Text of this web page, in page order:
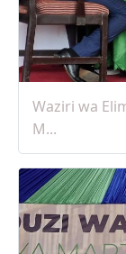
Waziri wa
M...